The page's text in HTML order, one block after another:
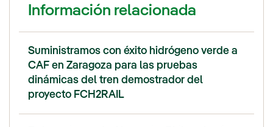
Información relacionada
Suministramos con éxito hidrógeno verde a
CAF en Zaragoza para las pruebas
dinámicas del tren demostrador del
proyecto FCH2RAIL